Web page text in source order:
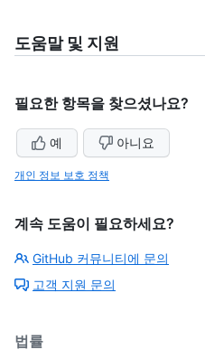
도움말 및 지원
필요한 항목을 찾으셨나요?
예 아니요
개인 정보 보호 정책
계속 도움이 필요하세요?
GitHub 커뮤니티에 문의
고객 지원 문의
법률